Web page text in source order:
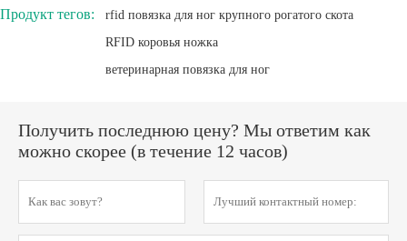
Продукт тегов:
rfid повязка для ног крупного рогатого скота
RFID коровья ножка
ветеринарная повязка для ног
Получить последнюю цену? Мы ответим как
можно скорее (в течение 12 часов)